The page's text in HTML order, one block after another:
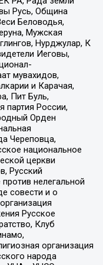
Русь, Община
Беловодья,
Мужская
Нурджулар, К
Иеговы,
мувахидов,
и Карачая,
Пит Буль,
партия России,
Орден
Череповца,
национальное
церкви
Русский
нелегальной
совести и о
Русское
Клуб
организация
народа